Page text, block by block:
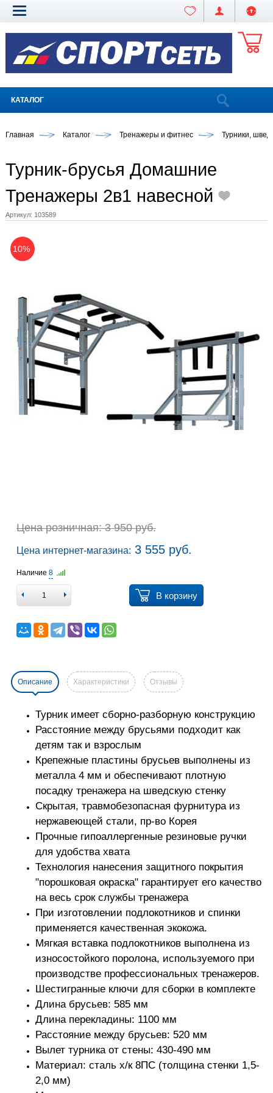
КАТАЛОГ
Главная Каталог Тренажеры и фитнес Турники,
Турник-брусья Домашние
Тренажеры 2в1 навесной
Артикул: 103589
10%
Цена розничная: 3 950 руб.
Цена интернет-магазина: 3 555 руб.
Наличие 8
В корзину
Описание Характеристики Отзывы
Турник имеет сборно-разборную конструкцию
Расстояние между брусьями подходит как
детям так и взрослым
Крепежные пластины брусьев выполнены из
металла 4 мм и обеспечивают плотную
посадку тренажера на шведскую стенку
Скрытая, травмобезопасная фурнитура из
нержавеющей стали, пр-во Корея
Прочные гипоаллергенные резиновые ручки
для удобства хвата
Технология нанесения защитного покрытия
"порошковая окраска" гарантирует его качество
на весь срок службы тренажера
При изготовлении подлокотников и спинки
применяется качественная экокожа.
Мягкая вставка подлокотников выполнена из
износостойкого поролона, используемого при
производстве профессиональных тренажеров.
Шестигранные ключи для сборки в комплекте
Длина брусьев: 585 мм
Длина перекладины: 1100 мм
Расстояние между брусьев: 520 мм
Вылет турника от стены: 430-490 мм
Материал: сталь х/к 8ПС (толщина стенки 1,5-
2,0 мм)